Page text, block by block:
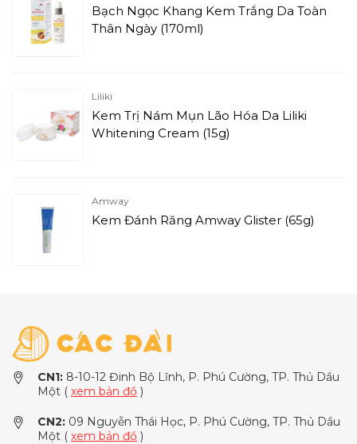
Bạch Ngọc Khang Kem Trắng Da Toàn
Thân Ngày (170ml)
Liliki
Kem Trị Nám Mụn Lão Hóa Da Liliki
Whitening Cream (15g)
Amway
Kem Đánh Răng Amway Glister (65g)
CN1: 8-10-12 Đinh Bộ Lĩnh, P. Phú Cường, TP. Thủ Dầu
Một ( xem bản đồ )
CN2: 09 Nguyễn Thái Học, P. Phú Cường, TP. Thủ Dầu
Một ( xem bản đồ )